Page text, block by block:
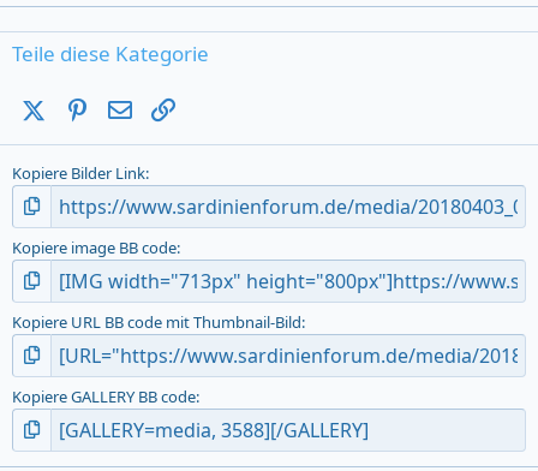
Teile diese Kategorie
X (Twitter)Pinterest
E-Mail
Kopiere Bilder Link
Kopiere image BB code
Kopiere URL BB code mit Thumbnail-Bild
Kopiere GALLERY BB code